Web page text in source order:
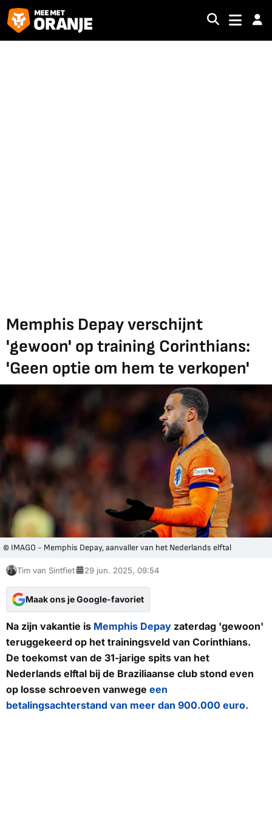
Memphis Depay verschijnt
'gewoon' op training Corinthians:
'Geen optie om hem te verkopen'
© IMAGO - Memphis Depay, aanvaller van het Nederlands elftal
Tim van Sintfiet 29 jun. 2025, 09:54
Maak ons je Google-favoriet
Na zijn vakantie is Memphis Depay zaterdag 'gewoon'
teruggekeerd op het trainingsveld van Corinthians.
De toekomst van de 31-jarige spits van het
Nederlands elftal bij de Braziliaanse club stond even
op losse schroeven vanwege een
betalingsachterstand van meer dan 900.000 euro.